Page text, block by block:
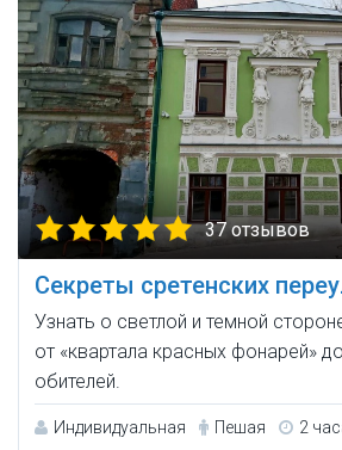
37 отзывов
Секреты сретенских
Узнать о светлой и темной
от «квартала красных фонарей»
обителей.
Индивидуальная Пешая 2